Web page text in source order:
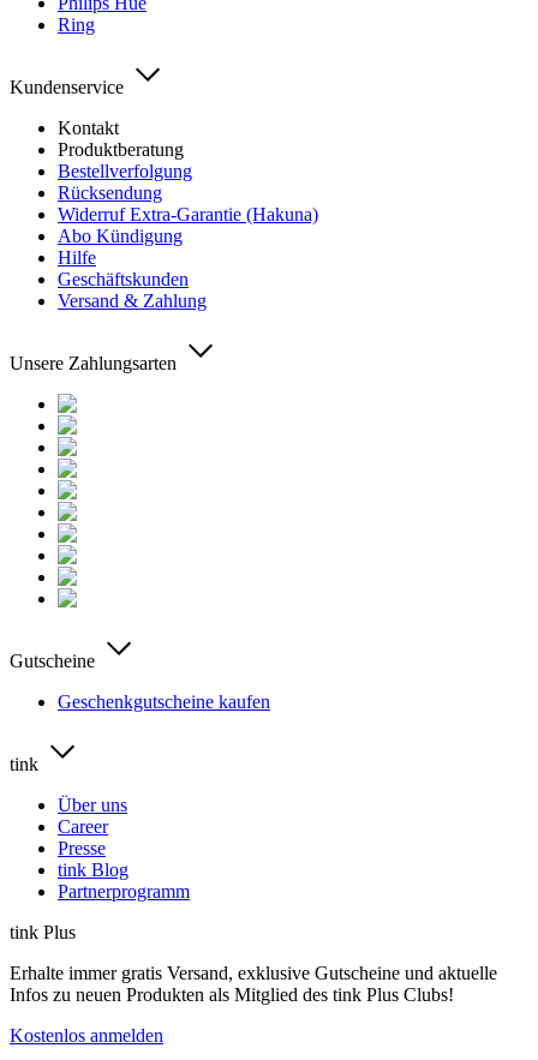
Ring
Kundenservice
Kontakt
Produktberatung
Bestellverfolgung
Rücksendung
Widerruf Extra-Garantie (Hakuna)
Abo Kündigung
Hilfe
Geschäftskunden
Versand & Zahlung
Unsere Zahlungsarten
Gutscheine
Geschenkgutscheine kaufen
tink
Über uns
Career
Presse
tink Blog
Partnerprogramm
tink Plus
Erhalte immer gratis Versand, exklusive Gutscheine und aktuelle
Infos zu neuen Produkten als Mitglied des tink Plus Clubs!
Kostenlos anmelden